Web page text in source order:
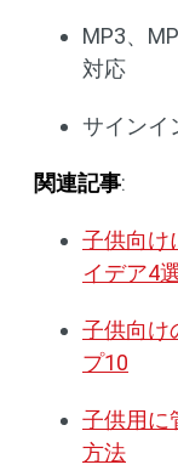
MP3、
対応
サインイ
関連記事:
子供向け
イデア4選
子供向け
プ10
子供用に
方法